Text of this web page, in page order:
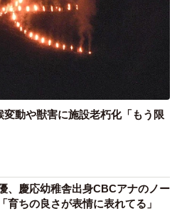
動や獣害に施設老朽化「もう限
、慶応幼稚舎出身CBCアナのノー
育ちの良さが表情に表れてる」